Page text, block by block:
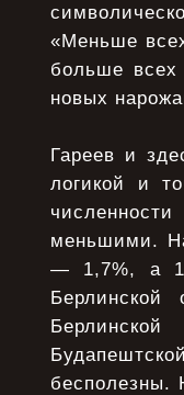
«Меньше
больше
новых
Гареев и
логикой и
меньшими.
— 1,7%, а
бесполезны.